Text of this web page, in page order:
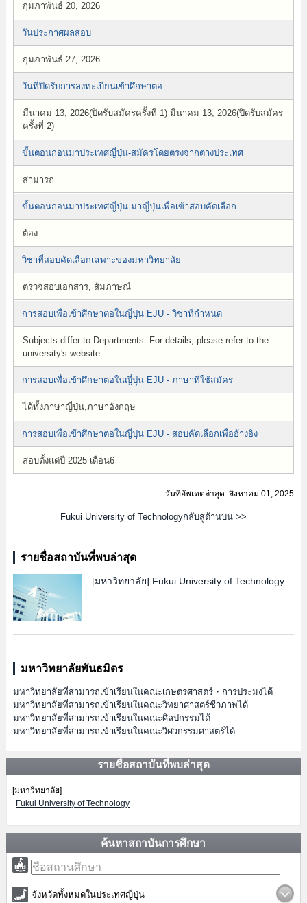
กุมภาพันธ์ 20, 2026
วันประกาศผลสอบ
กุมภาพันธ์ 27, 2026
วันที่ปิดรับการลงทะเบียนเข้าศึกษาต่อ
มีนาคม 13, 2026(ปิดรับสมัครครั้งที่ 1) มีนาคม 13, 2026(ปิดรับสมัคร
ครั้งที่ 2)
ขั้นตอนก่อนมาประเทศญี่ปุ่น-สมัครโดยตรงจากต่างประเทศ
สามารถ
ขั้นตอนก่อนมาประเทศญี่ปุ่น-มาญี่ปุ่นเพื่อเข้าสอบคัดเลือก
ต้อง
วิชาที่สอบคัดเลือกเฉพาะของมหาวิทยาลัย
ตรวจสอบเอกสาร, สัมภาษณ์
การสอบเพื่อเข้าศึกษาต่อในญี่ปุ่น EJU - วิชาที่กำหนด
Subjects differ to Departments. For details, please refer to the
university's website.
การสอบเพื่อเข้าศึกษาต่อในญี่ปุ่น EJU - ภาษาที่ใช้สมัคร
ได้ทั้งภาษาญี่ปุ่น,ภาษาอังกฤษ
การสอบเพื่อเข้าศึกษาต่อในญี่ปุ่น EJU - สอบคัดเลือกเพื่ออ้างอิง
สอบตั้งแต่ปี 2025 เดือน6
วันที่อัพเดตล่าสุด: สิงหาคม 01, 2025
Fukui University of Technologyกลับสู่ด้านบน >>
รายชื่อสถาบันที่พบล่าสุด
[มหาวิทยาลัย] Fukui University of Technology
มหาวิทยาลัยพันธมิตร
มหาวิทยาลัยที่สามารถเข้าเรียนในคณะเกษตรศาสตร์・การประมงได้
มหาวิทยาลัยที่สามารถเข้าเรียนในคณะวิทยาศาสตร์ชีวภาพได้
มหาวิทยาลัยที่สามารถเข้าเรียนในคณะศิลปกรรมได้
มหาวิทยาลัยที่สามารถเข้าเรียนในคณะวิศวกรรมศาสตร์ได้
รายชื่อสถาบันที่พบล่าสุด
[มหาวิทยาลัย]
Fukui University of Technology
ค้นหาสถาบันการศึกษา
จังหวัดทั้งหมดในประเทศญี่ปุ่น